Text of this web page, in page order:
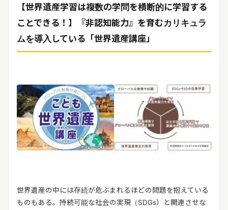
【世界遺産学習は複数の学問を横断的に学習する
ことできる！】『非認知能力』を育むカリキュラ
ムを導入している「世界遺産講座」
世界遺産の中には存続が危ぶまれるほどの問題を抱えている
ものもある。持続可能な社会の実現（SDGs）と関連させな